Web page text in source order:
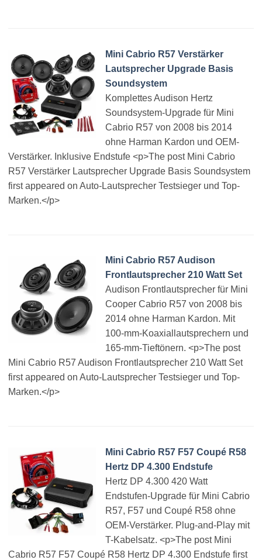
Mini Cabrio R57 Verstärker
Lautsprecher Upgrade Basis
Soundsystem
Komplettes Audison Hertz
Soundsystem-Upgrade für Mini
Cabrio R57 von 2008 bis 2014
ohne Harman Kardon und OEM-
Verstärker. Inklusive Endstufe <p>The post Mini Cabrio
R57 Verstärker Lautsprecher Upgrade Basis Soundsystem
first appeared on Auto-Lautsprecher Testsieger und Top-
Marken.</p>
Mini Cabrio R57 Audison
Frontlautsprecher 210 Watt Set
Audison Frontlautsprecher für Mini
Cooper Cabrio R57 von 2008 bis
2014 ohne Harman Kardon. Mit
100-mm-Koaxiallautsprechern und
165-mm-Tieftönern. <p>The post
Mini Cabrio R57 Audison Frontlautsprecher 210 Watt Set
first appeared on Auto-Lautsprecher Testsieger und Top-
Marken.</p>
Mini Cabrio R57 F57 Coupé R58
Hertz DP 4.300 Endstufe
Hertz DP 4.300 420 Watt
Endstufen-Upgrade für Mini Cabrio
R57, F57 und Coupé R58 ohne
OEM-Verstärker. Plug-and-Play mit
T-Kabelsatz. <p>The post Mini
Cabrio R57 F57 Coupé R58 Hertz DP 4.300 Endstufe first